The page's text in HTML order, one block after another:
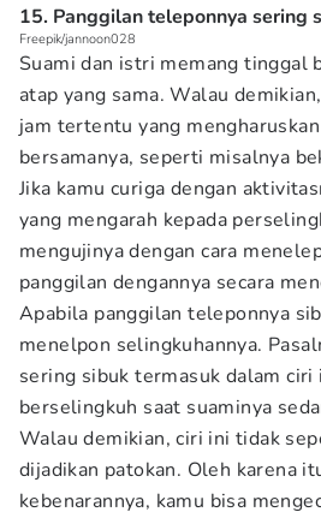
15. Panggilan teleponnya sering
Freepik/jannoon028
Suami dan istri memang tinggal
atap yang sama. Walau
jam tertentu yang
bersamanya, seperti misalnya
Jika kamu curiga dengan
yang mengarah kepada
mengujinya dengan cara
panggilan dengannya secara
Apabila panggilan teleponnya
menelpon selingkuhannya.
sering sibuk termasuk dalam
berselingkuh saat suaminya
Walau demikian, ciri ini tidak
dijadikan patokan. Oleh karena
kebenarannya, kamu bisa